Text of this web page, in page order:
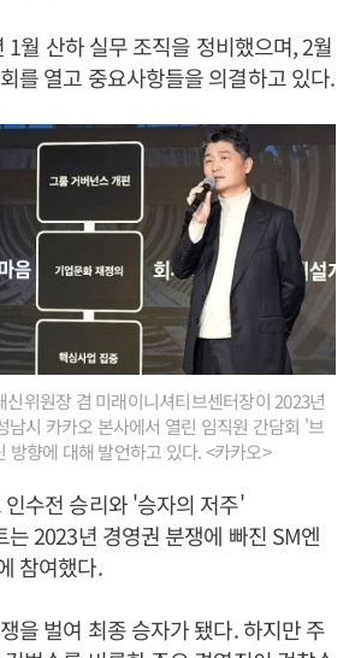
1월 산하 실무 조직을 정비했으며, 2월
를 열고 중요사항들을 의결하고 있다.
신위원장 겸 미래이니셔티브센터장이 2023년
남시 카카오 본사에서 열린 임직원 간담회 '브
방향에 대해 발언하고 있다. <카카오>
수전 승리와 '승자의 저주'
2023년 경영권 분쟁에 빠진 SM엔
참여했다.
을 벌여 최종 승자가 됐다. 하지만 주